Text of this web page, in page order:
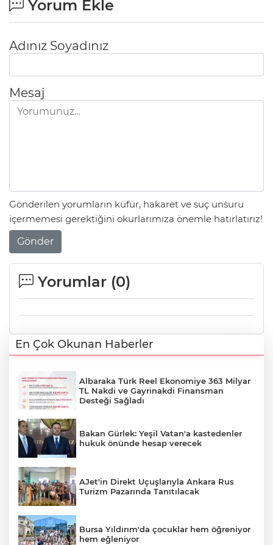
Yorum Ekle
Adınız Soyadınız
Mesaj
Gönderilen yorumların küfür, hakaret ve suç unsuru
içermemesi gerektiğini okurlarımıza önemle hatırlatırız!
Gönder
Yorumlar (0)
En Çok Okunan Haberler
Albaraka Türk Reel Ekonomiye 363 Milyar
TL Nakdi ve Gayrinakdi Finansman
Desteği Sağladı
Bakan Gürlek: Yeşil Vatan'a kastedenler
hukuk önünde hesap verecek
AJet'in Direkt Uçuşlarıyla Ankara Rus
Turizm Pazarında Tanıtılacak
Bursa Yıldırım'da çocuklar hem öğreniyor
hem eğleniyor